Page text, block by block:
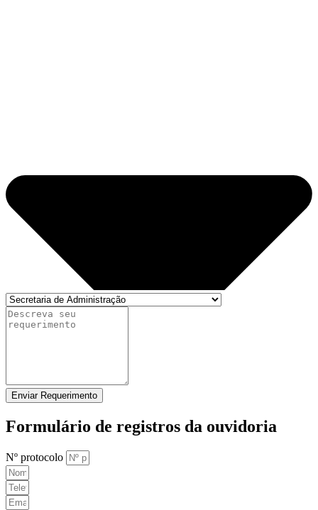
Enviar Requerimento
Formulário de registros da ouvidoria
Nº protocolo